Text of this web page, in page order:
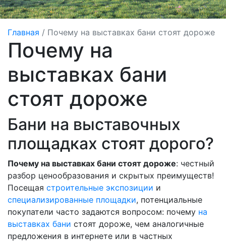
Главная / Почему на выставках бани стоят дороже
Почему на
выставках бани
стоят дороже
Бани на выставочных
площадках стоят дорого?
Почему на выставках бани стоят дороже: честный
разбор ценообразования и скрытых преимуществ!
Посещая строительные экспозиции и
специализированные площадки, потенциальные
покупатели часто задаются вопросом: почему на
выставках бани стоят дороже, чем аналогичные
предложения в интернете или в частных